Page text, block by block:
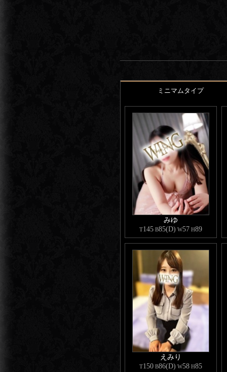
ミニマムタイプ
みゆ
T145 B85(D) W57 H89
えみり
T150 B86(D) W58 H85